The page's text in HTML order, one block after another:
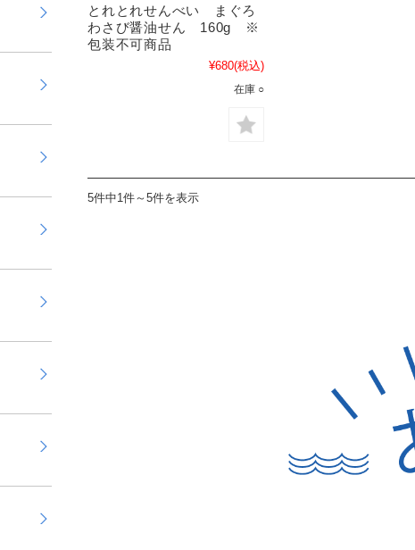
とれとれせんべい まぐろ
わさび醤油せん 160g ※
包装不可商品
¥680(税込)
在庫 ○
5件中1件～5件を表示